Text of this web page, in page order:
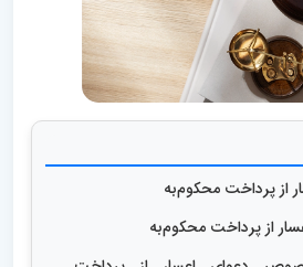
از پرداخت محکوم‌به
از پرداخت محکوم‌به